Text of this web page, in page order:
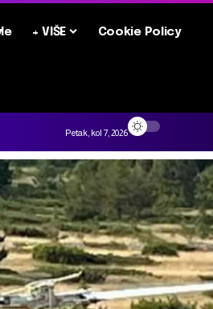
+ VIŠE Cookie Policy
Petak, kol 7, 2026